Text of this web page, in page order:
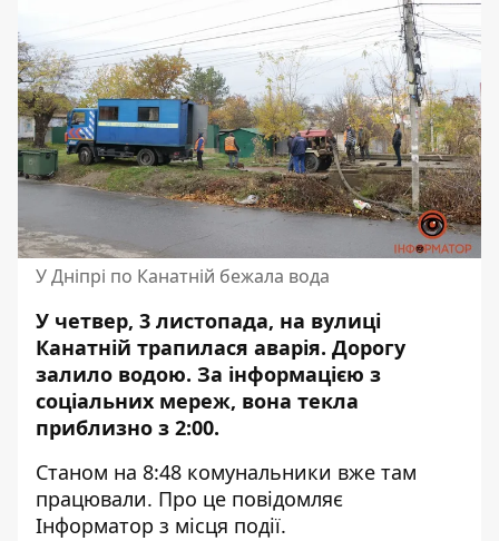
У Дніпрі по Канатній бежала вода
У четвер, 3 листопада, на вулиці
Канатній трапилася аварія. Дорогу
залило водою. За інформацією з
соціальних мереж, вона текла
приблизно з 2:00.
Станом на 8:48 комунальники вже там
працювали. Про це повідомляє
Інформатор з місця події.